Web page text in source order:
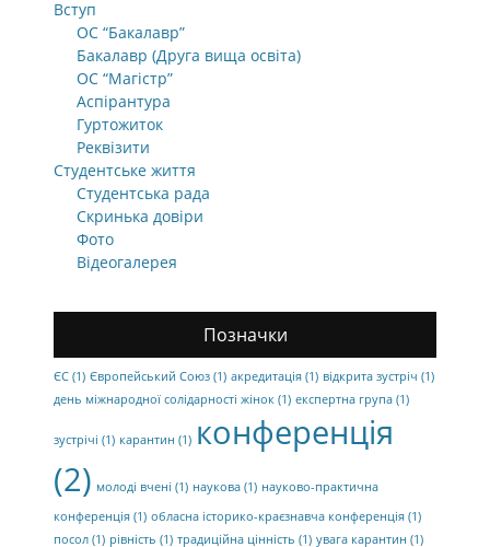
Вступ
ОС “Бакалавр”
Бакалавр (Друга вища освіта)
ОС “Магістр”
Аспірантура
Гуртожиток
Реквізити
Студентське життя
Студентська рада
Скринька довіри
Фото
Відеогалерея
Позначки
ЄС (1) Європейський Союз (1) акредитація (1) відкрита зустріч (1)
день міжнародної солідарності жінок (1) експертна група (1)
зустрічі (1) карантин (1) конференція
(2) молоді вчені (1) наукова (1) науково-практична
конференція (1) обласна історико-краєзнавча конференція (1)
посол (1) рівність (1) традиційна цінність (1) увага карантин (1)